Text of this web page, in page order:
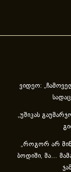
ვიდეო:
„უშიკას
„როგორ არ
ბოდიში, მა…